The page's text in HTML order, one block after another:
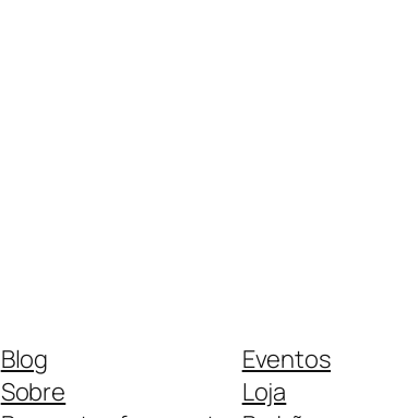
Blog
Sobre
Eventos
Loja